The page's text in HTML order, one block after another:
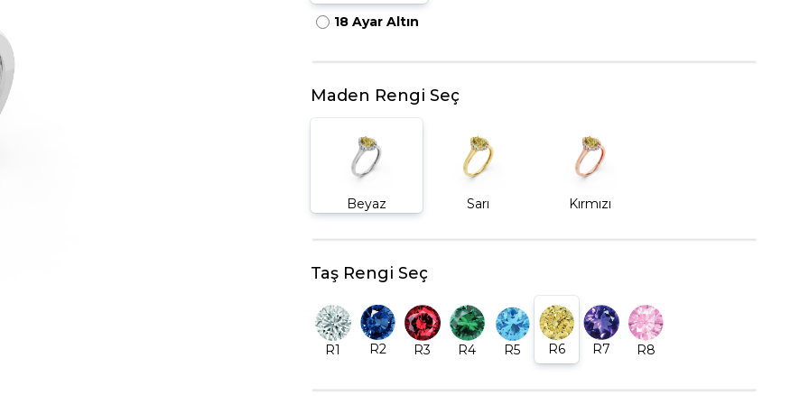
18 Ayar Altın
Maden Rengi Seç
Beyaz Sarı Kırmızı
Taş Rengi Seç
R1 R2 R3 R4 R5 R6 R7 R8